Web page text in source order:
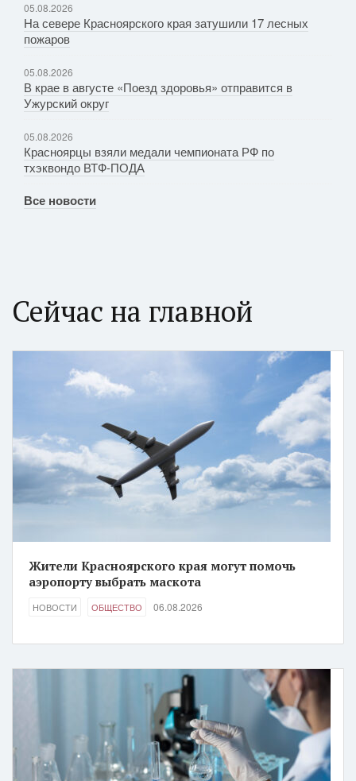
05.08.2026
На севере Красноярского края затушили 17 лесных
пожаров
05.08.2026
В крае в августе «Поезд здоровья» отправится в
Ужурский округ
05.08.2026
Красноярцы взяли медали чемпионата РФ по
тхэквондо ВТФ-ПОДА
Все новости
Сейчас на главной
Жители Красноярского края могут помочь
аэропорту выбрать маскота
НОВОСТИ ОБЩЕСТВО 06.08.2026